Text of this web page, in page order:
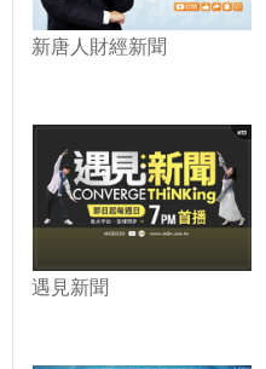
新唐人財經新聞
遇見新聞